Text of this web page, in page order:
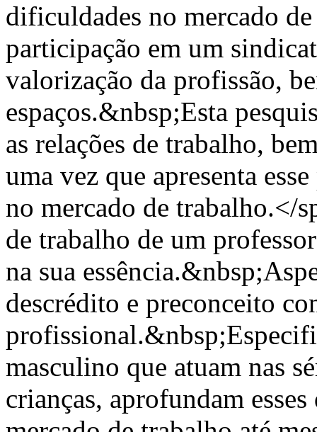
dificuldades no mercado
participação em um
valorização da profissão,
espaços.&nbsp;Esta
as relações de trabalho,
uma vez que apresenta
no mercado de trabalho.</
de trabalho de um
na sua
descrédito e preconceito
masculino que atuam nas
crianças, aprofundam